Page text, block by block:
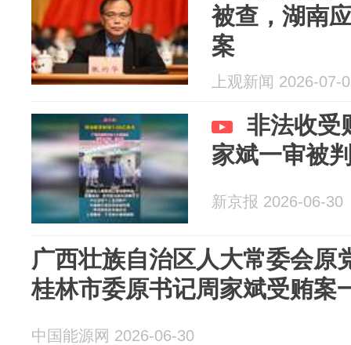
被查，湖南
案
上观新闻 2026-07-
非法收受
家斌一审被
新京报 2026-06-30
广西壮族自治区人大常委会原
桂林市委原书记周家斌受贿案
中国能源网 2026-06-30